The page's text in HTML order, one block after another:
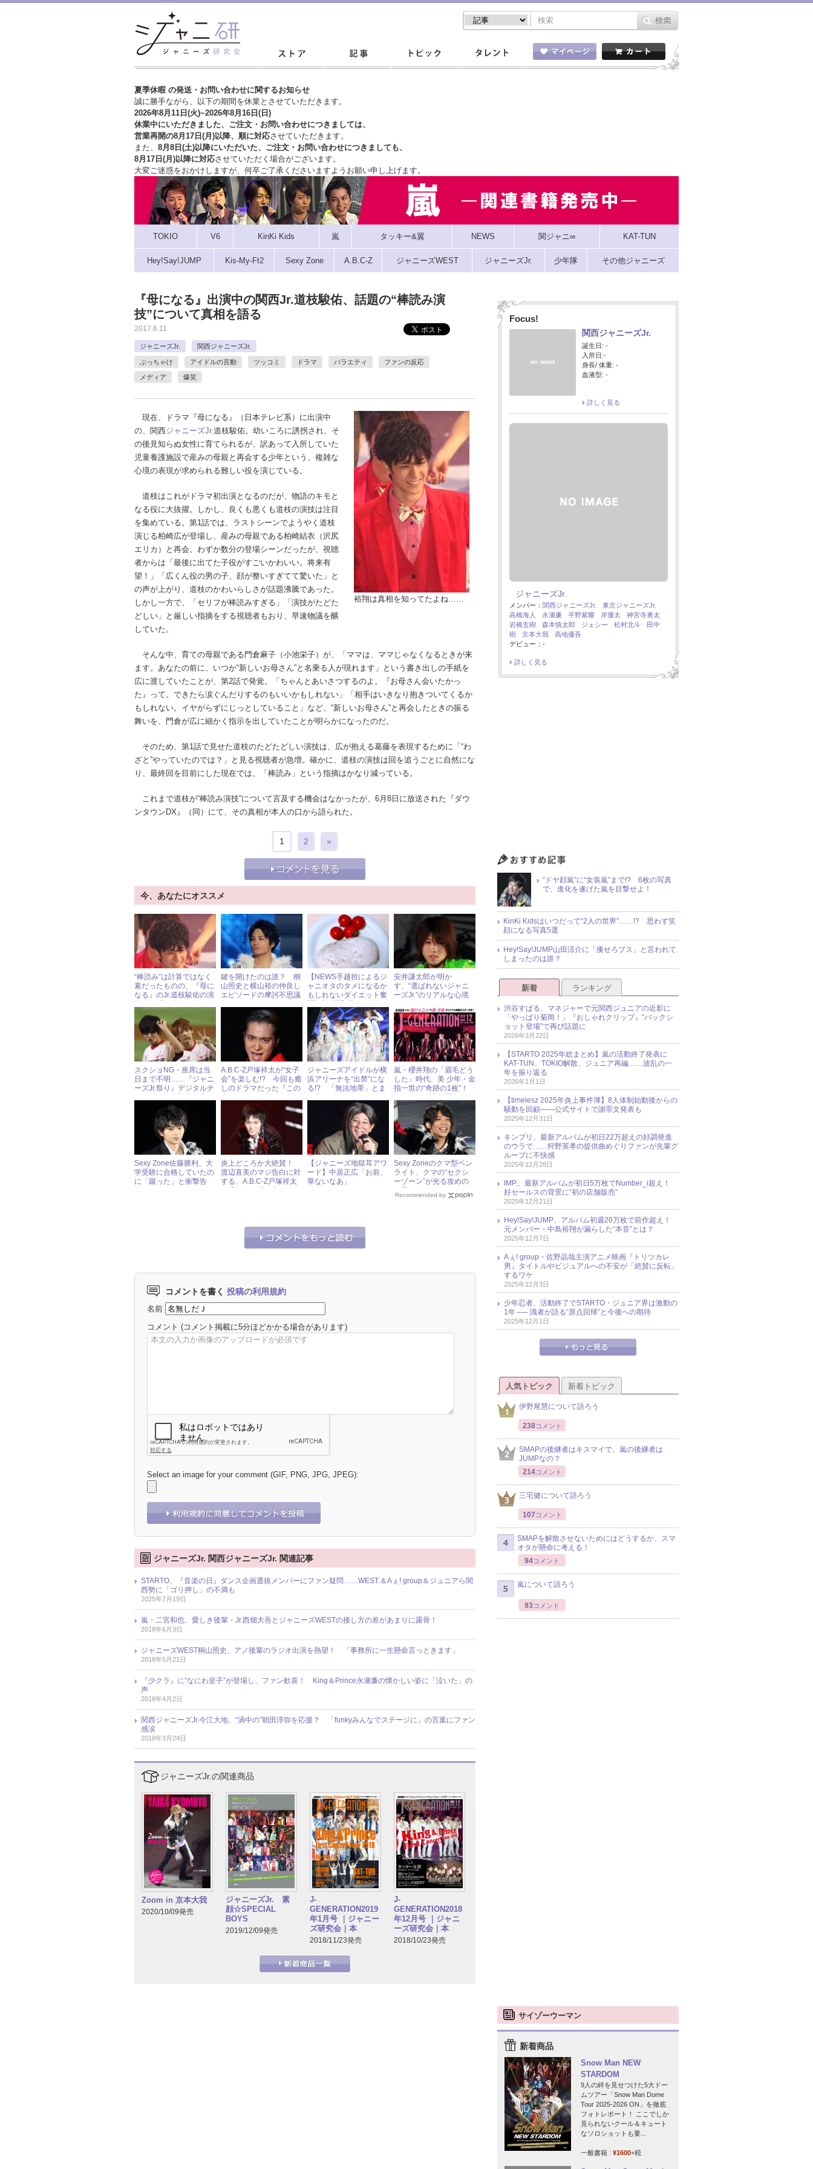
夏季休暇 の発送・お問い合わせに関するお知らせ
誠に勝手ながら、以下の期間を休業とさせていただきます。
2026年8月11日(火)~2026年8月16日(日)
休業中にいただきました、ご注文・お問い合わせにつきましては、
営業再開の8月17日(月)以降、順に対応させていただきます。
また、 8月8日(土)以降にいただいた、ご注文・ お問い合わせにつきましても、
8月17日(月)以降に対応させていただく場合がございます。
大変ご迷惑をおかけしますが、 何卒ご了承くださいますようお願い申し上げます。
TOKIO V6 KinKi Kids 嵐 タッキー&翼 NEWS 関ジャニ∞ KAT-TUN
Hey!Say!JUMP Kis-My-Ft2 Sexy Zone A.B.C-Z ジャニーズWEST ジャニーズJr. 少年隊 その他ジャニーズ
『母になる』出演中の関西Jr.道枝駿佑、話題の“棒読み演
技”について真相を語る
2017.6.11
ジャニーズJr. 関西ジャニーズJr.
ぶっちゃけ アイドルの言動 ツッコミ ドラマ バラエティ ファンの反応
メディア 爆笑
裕翔は真相を知ってたよね……
現在、ドラマ『母になる』（日本テレビ系）に出演中
の、関西ジャニーズJr.道枝駿佑。幼いころに誘拐され、そ
の後見知らぬ女性に育てられるが、訳あって入所していた
児童養護施設で産みの母親と再会する少年という、複雑な
心境の表現が求められる難しい役を演じている。
道枝はこれがドラマ初出演となるのだが、物語のキモと
なる役に大抜擢。しかし、良くも悪くも道枝の演技は注目
を集めている。第1話では、ラストシーンでようやく道枝
演じる柏崎広が登場し、産みの母親である柏崎結衣（沢尻
エリカ）と再会。わずか数分の登場シーンだったが、視聴
者からは「最後に出てた子役がすごいかわいい。将来有
望！」「広くん役の男の子、顔が整いすぎてて驚いた」と
の声が上がり、道枝のかわいらしさが話題沸騰であった。
しかし一方で、「セリフが棒読みすぎる」「演技がたどた
どしい」と厳しい指摘をする視聴者もおり、早速物議を醸
していた。
そんな中、育ての母親である門倉麻子（小池栄子）が、「ママは、ママじゃなくなるときが来
ます。あなたの前に、いつか“新しいお母さん”と名乗る人が現れます」という書き出しの手紙を
広に渡していたことが、第2話で発覚。「ちゃんとあいさつするのよ。『お母さん会いたかっ
た』って。できたら涙ぐんだりするのもいいかもしれない」「相手はいきなり抱きついてくるか
もしれない。イヤがらずにじっとしていること」など、“新しいお母さん”と再会したときの振る
舞いを、門倉が広に細かく指示を出していたことが明らかになったのだ。
そのため、第1話で見せた道枝のたどたどしい演技は、広が抱える葛藤を表現するために「“わ
ざと”やっていたのでは？」と見る視聴者が急増。確かに、道枝の演技は回を追うごとに自然にな
り、最終回を目前にした現在では、「棒読み」という指摘はかなり減っている。
これまで道枝が“棒読み演技”について言及する機会はなかったが、6月8日に放送された『ダウ
ンタウンDX』（同）にて、その真相が本人の口から語られた。
1 2 »
今、あなたにオススメ
“棒読み”は計算ではなく
素だったものの、『母に
なる』のJr.道枝駿佑の演
鍵を開けたのは誰？ 桐
山照史と横山裕の仲良し
エピソードの摩訶不思議
【NEWS手越担によるジ
ャニオタのタメになるか
もしれないダイエット奮
ダイエット界の“出来ジ
ュ”である！
安井謙太郎が明か
す、“選ばれないジャニ
ーズJr.”のリアルな心境
スクショNG・座席は当
日まで不明……『ジャニ
ーズJr.祭り』デジタルチ
A.B.C-Z戸塚祥太が“女子
会”を楽しむ!? 今回も癒
しのドラマだった『この
ジャニーズアイドルが横
浜アリーナを“出禁”にな
る!? 「無法地帯」とま
嵐・櫻井翔の「眉毛どう
した」時代、美 少年・金
指一世の“奇跡の1枚”！
Sexy Zone佐藤勝利、大
学受験に合格していたの
に「蹴った」と衝撃告
炎上どころか大絶賛！
渡辺直美のマジ告白に対
する、A.B.C-Z戸塚祥太
【ジャニーズ地獄耳アワ
ード】中居正広「お前、
華ないなあ」
Sexy Zoneのクマ型ペン
ライト、クマの“セクシ
ーゾーン”が光る攻めの
Recommended by
コメントを書く 投稿の利用規約
名前
コメント (コメント掲載に5分ほどかかる場合があります)
Select an image for your comment (GIF, PNG, JPG, JPEG):
ジャニーズJr. 関西ジャニーズJr. 関連記事
STARTO、『音楽の日』ダンス企画選抜メンバーにファン疑問……WEST.＆Aぇ! group＆ジュニアら関
西勢に「ゴリ押し」の不満も
2025年7月19日
嵐・二宮和也、愛しき後輩・Jr.西畑大吾とジャニーズWESTの接し方の差があまりに露骨！
2018年6月3日
ジャニーズWEST桐山照史、アノ後輩のラジオ出演を熱望！ 「事務所に一生懸命言っときます」
2018年5月21日
『少クラ』に“なにわ皇子”が登場し、ファン歓喜！ King＆Prince永瀬廉の懐かしい姿に「泣いた」の
声
2018年4月2日
関西ジャニーズJr.今江大地、“渦中の”朝田淳弥を応援？ 「funkyみんなでステージに」の言葉にファン
感涙
2018年3月24日
ジャニーズJr.の関連商品
Zoom in 京本大我
2020/10/09発売
ジャニーズJr. 素
顔☆SPECIAL
BOYS
2019/12/09発売
J-
GENERATION2019
年1月号 ｜ジャニー
ズ研究会｜本
2018/11/23発売
J-
GENERATION2018
年12月号 ｜ジャニ
ーズ研究会｜本
2018/10/23発売
Focus!
関西ジャニーズJr.
誕生日: -
入所日:-
身長/ 体重: -
血液型: -
詳しく見る
ジャニーズJr.
メンバー： 関西ジャニーズJr.
東京ジャニーズJr.
高橋海人
永瀬廉 平野紫耀 岸優太
神宮寺勇太
岩橋玄樹
森本慎太郎 ジェシー 松村北斗
田中
樹
京本大我
高地優吾
デビュー：-
詳しく見る
“ドヤ顔嵐”に“女装嵐”まで!? 6枚の写真
で、進化を遂げた嵐を目撃せよ！
KinKi Kidsはいつだって“2人の世界”……!? 思わず笑
顔になる写真5選
Hey!Say!JUMP山田涼介に「痩せろブス」と言われて
しまったのは誰？
新着 ランキング
渋谷すばる、マネジャーで元関西ジュニアの近影に
「やっぱり菊岡！」『おしゃれクリップ』“バックシ
ョット登場”で再び話題に
2026年3月22日
【STARTO 2025年総まとめ】嵐の活動終了発表に
KAT-TUN、TOKIO解散、ジュニア再編……波乱の一
年を振り返る
2026年1月1日
【timelesz 2025年炎上事件簿】8人体制始動後からの
騒動を回顧――公式サイトで謝罪文発表も
2025年12月31日
キンプリ、最新アルバムが初日22万超えの好調発進
のウラで……狩野英孝の提供曲めぐりファンが先輩グ
ループに不快感
2025年12月28日
IMP.、最新アルバムが初日5万枚でNumber_i超え！
好セールスの背景に“初の店舗販売”
2025年12月21日
Hey!Say!JUMP、アルバム初週20万枚で前作超え！
元メンバー・中島裕翔が漏らした“本音”とは？
2025年12月7日
Aぇ! group・佐野晶哉主演アニメ映画『トリツカレ
男』タイトルやビジュアルへの不安が「絶賛に反転」
するワケ
2025年12月3日
少年忍者、活動終了でSTARTO・ジュニア界は激動の
1年 ── 識者が語る“原点回帰”と今後への期待
2025年12月1日
人気トピック 新着トピック
伊野尾慧について語ろう
238コメント
SMAPの後継者はキスマイで、嵐の後継者は
JUMPなの？
214コメント
三宅健について語ろう
107 コメント
SMAPを解散させないためにはどうするか、スマ
オタが懸命に考える！
94コメント
嵐について語ろう
93コメント
サイゾーウーマン
新着商品
Snow Man NEW
STARDOM
9人の絆を見せつけた5大ドー
ムツアー「Snow Man Dome
Tour 2025-2026 ON」を徹底
フォトレポート！ ここでしか
見られないクール＆キュート
なソロショットも要...
一般書籍 : ¥1600+税